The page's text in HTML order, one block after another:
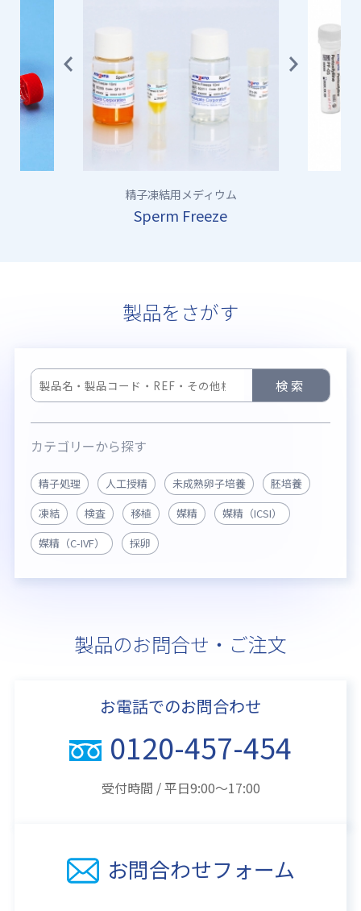
Previ
ous
精子凍結用メディウム
Sperm Freeze
Next
製品をさがす
検索
カテゴリーから探す
精子処理 人工授精 未成熟卵子培養
胚培養
凍結
検査 移植 媒精
媒精（ICSI）
媒精（C-IVF）
採卵
製品のお問合せ・ご注文
お電話でのお問合わせ
0120-457-454
受付時間 / 平日9:00～17:00
お問合わせフォーム